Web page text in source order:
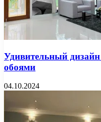
Удивительный дизайн
обоями
04.10.2024